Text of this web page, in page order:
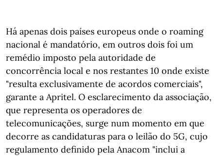
Há apenas dois países europeus onde o roaming
nacional é mandatório, em outros dois foi um
remédio imposto pela autoridade de
concorrência local e nos restantes 10 onde existe
"resulta exclusivamente de acordos comerciais",
garante a Apritel. O esclarecimento da associação,
que representa os operadores de
telecomunicações, surge num momento em que
decorre as candidaturas para o leilão do 5G, cujo
regulamento definido pela Anacom "inclui a